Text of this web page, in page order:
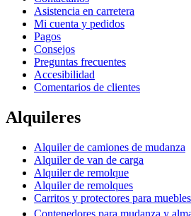
Asistencia en carretera
Mi cuenta y pedidos
Pagos
Consejos
Preguntas frecuentes
Accesibilidad
Comentarios de clientes
Alquileres
Alquiler de camiones de mudanza
Alquiler de van de carga
Alquiler de remolque
Alquiler de remolques
Carritos y protectores para muebles